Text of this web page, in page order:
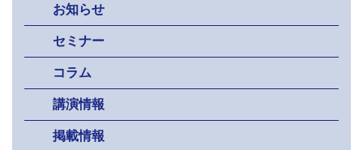
お知らせ
セミナー
コラム
講演情報
掲載情報